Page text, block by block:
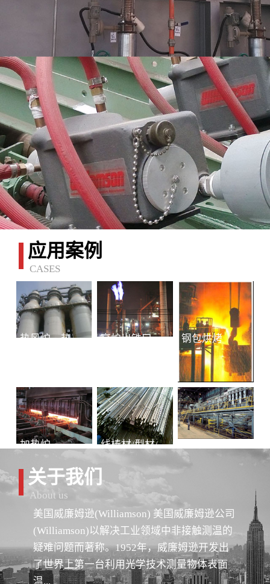
应用案例
CASES
热风炉、热风总管 高炉出铁口铁水连续测温 钢包烘烤
加热炉 线棒材/型材/管材
关于我们
About us
美国威廉姆逊(Williamson) 美国威廉姆逊公司
(Williamson)以解决工业领域中非接触测温的
疑难问题而著称。1952年，威廉姆逊开发出
了世界上第一台利用光学技术测量物体表面
温...